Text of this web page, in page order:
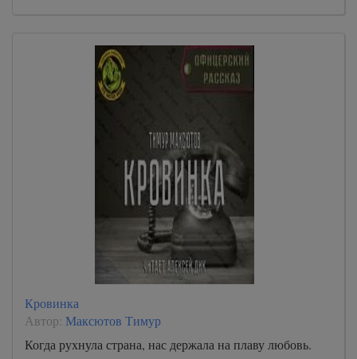
Кровинка
Автор: Максютов Тимур
Когда рухнула страна, нас держала на плаву любовь.